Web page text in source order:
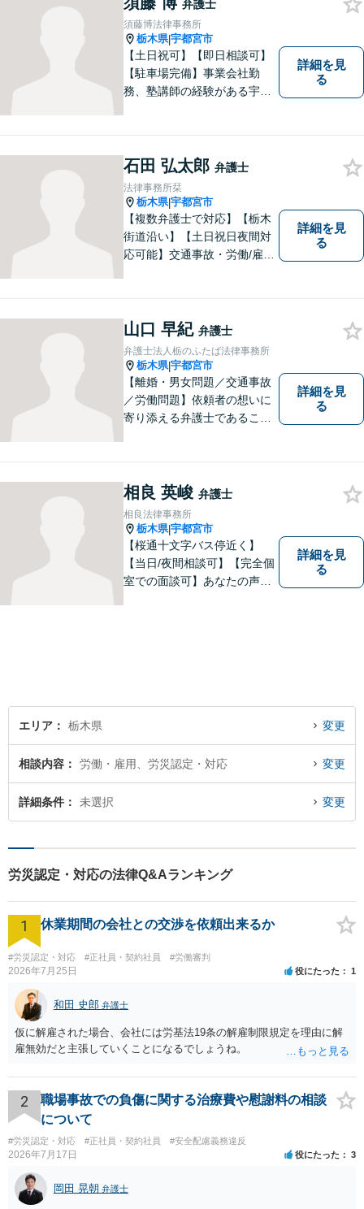
弁護士
須藤博法律事務所
栃木県|宇都宮市
【土日祝可】【即日相談可】
【駐車場完備】事業会社勤
務、塾講師の経験がある宇都
明させていただきます。一人
で悩まず経験豊富な弁護士に
ご相談ください。
詳細を見
る
石田 弘太郎 弁護士
法律事務所栞
栃木県|宇都宮市
【複数弁護士で対応】【栃木
街道沿い】【土日祝日夜間対
応可能】交通事故・労働/雇用
い。
詳細を見
る
山口 早紀 弁護士
弁護士法人栃のふたば法律事務所
栃木県|宇都宮市
【離婚・男女問題／交通事故
／労働問題】依頼者の想いに
寄り添える弁護士であること
困りごとがあればご相談くだ
さい！【駐車場有】
詳細を見
る
相良 英峻 弁護士
相良法律事務所
栃木県|宇都宮市
【桜通十文字バス停近く】
【当日/夜間相談可】【完全個
室での面談可】あなたの声を
詳細を見
る
エリア 栃木県 変更
相談内容 労働・雇用、労災認定・対応 変更
詳細条件 未選択 変更
労災認定・対応の法律Q&Aランキング
1 休業期間の会社との交渉を依頼出来るか
#労災認定・対応 #正社員・契約社員 #労働審判
2026年7月25日 役にたった 1
和田 史郎 弁護士
仮に解雇された場合、会社には労基法19条の解雇制限規定を理由に解
雇無効だと主張していくことになるでしょうね。
2
職場事故での負傷に関する治療費や慰謝料の相談
について
#労災認定・対応 #正社員・契約社員 #安全配慮義務違反
2026年7月17日 役にたった 3
岡田 晃朝 弁護士